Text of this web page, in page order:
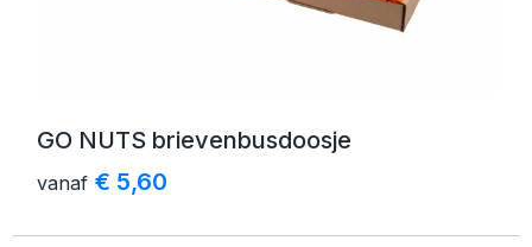
GO NUTS brievenbusdoosje
vanaf € 5,60